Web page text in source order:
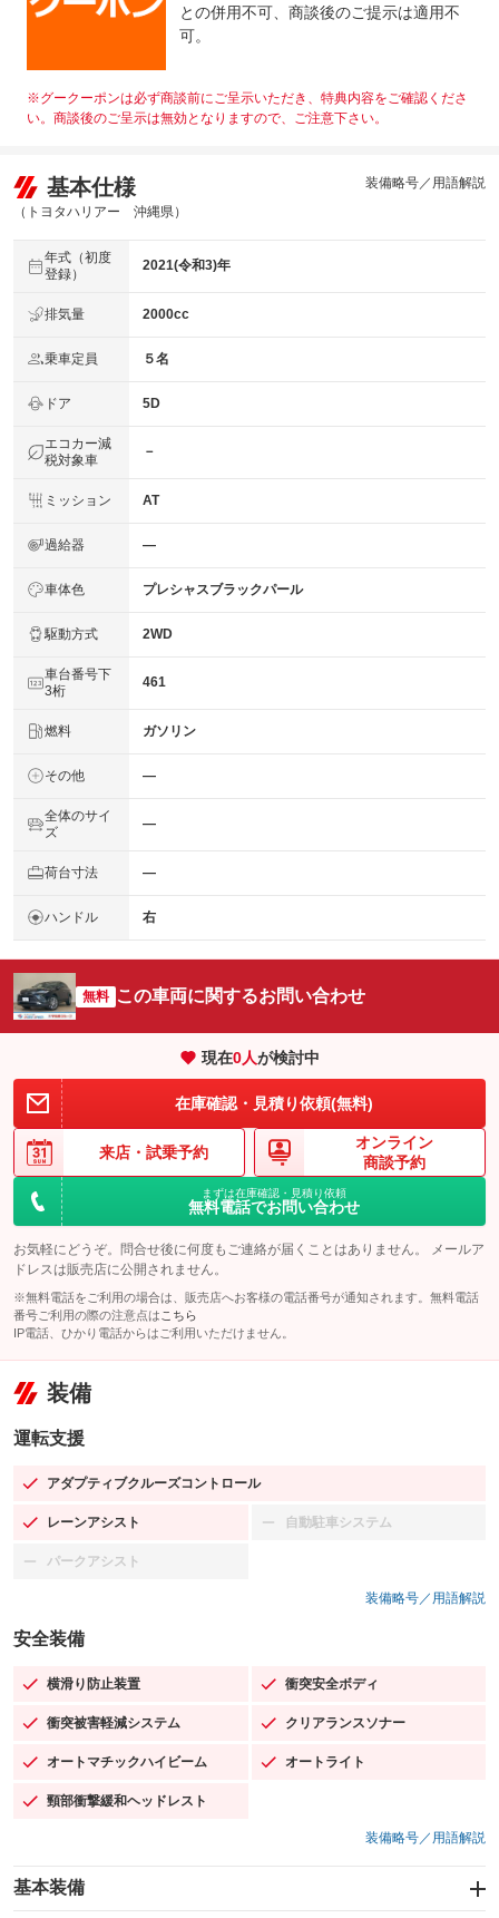
との併用不可、商談後のご提示は適用不
可。
※グークーポンは必ず商談前にご呈示いただき、特典内容をご確認くださ
い。商談後のご呈示は無効となりますので、ご注意下さい。
基本仕様
（トヨタハリアー 沖縄県）
装備略号／用語解説
年式（初度
登録）
2021(令和3)年
排気量 2000cc
乗車定員 ５名
ドア 5D
エコカー減
税対象車
－
ミッション AT
過給器 ―
車体色 プレシャスブラックパール
駆動方式 2WD
車台番号下
3桁
461
燃料 ガソリン
その他 ―
全体のサイ
ズ
―
荷台寸法 ―
ハンドル 右
無料 この車両に関するお問い合わせ
現在0人が検討中
在庫確認・見積り依頼(無料)
来店・ 試乗予約
オンライン
商談予約
まずは在庫確認・見積り依頼
無料電話でお問い合わせ
お気軽にどうぞ。問合せ後に何度もご連絡が届くことはありません。 メールア
ドレスは販売店に公開されません。
※無料電話をご利用の場合は、販売店へお客様の電話番号が通知されます。無料電話
番号ご利用の際の注意点は こちら
IP電話、ひかり電話からはご利用いただけません。
装備
運転支援
アダプティブクルーズコントロール
：装備あり
レーンアシスト
：装備あり 自動駐車システム
：装備なし
パークアシスト
：装備なし
装備略号／用語解説
安全装備
横滑り防止装置
：装備あり 衝突安全ボディ
：装備あり
衝突被害軽減システム
：装備あり クリアランスソナー
：装備あり
オートマチックハイビーム
：装備あり オートライト
：装備あり
頸部衝撃緩和ヘッドレスト
：装備あり
装備略号／用語解説
基本装備